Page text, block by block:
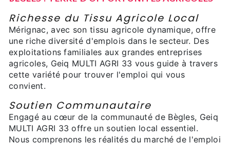
Richesse du Tissu Agricole Local
Mérignac, avec son tissu agricole dynamique, offre
une riche diversité d'emplois dans le secteur. Des
exploitations familiales aux grandes entreprises
agricoles, Geiq MULTI AGRI 33 vous guide à travers
cette variété pour trouver l'emploi qui vous
convient.
Soutien Communautaire
Engagé au cœur de la communauté de Bègles, Geiq
MULTI AGRI 33 offre un soutien local essentiel.
Nous comprenons les réalités du marché de l'emploi